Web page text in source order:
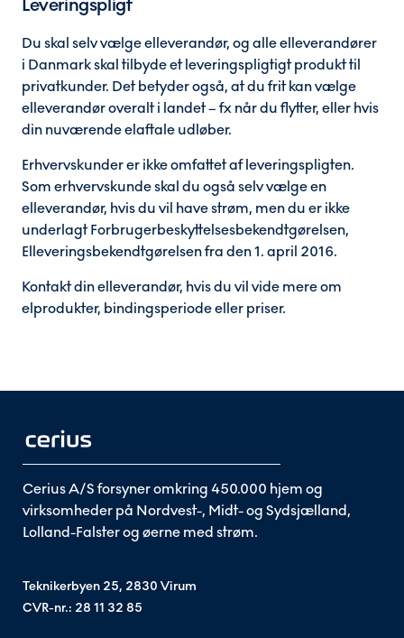
Leveringspligt
Du skal selv vælge elleverandør, og alle elleverandører
i Danmark skal tilbyde et leveringspligtigt produkt til
privatkunder. Det betyder også, at du frit kan vælge
elleverandør overalt i landet – fx når du flytter, eller hvis
din nuværende elaftale udløber.
Erhvervskunder er ikke omfattet af leveringspligten.
Som erhvervskunde skal du også selv vælge en
elleverandør, hvis du vil have strøm, men du er ikke
underlagt Forbrugerbeskyttelsesbekendtgørelsen,
Elleveringsbekendtgørelsen fra den 1. april 2016.
Kontakt din elleverandør, hvis du vil vide mere om
elprodukter, bindingsperiode eller priser.
Cerius A/S forsyner omkring 450.000 hjem og
virksomheder på Nordvest-, Midt- og Sydsjælland,
Lolland-Falster og øerne med strøm.
Teknikerbyen 25, 2830 Virum
CVR-nr.: 28 11 32 85